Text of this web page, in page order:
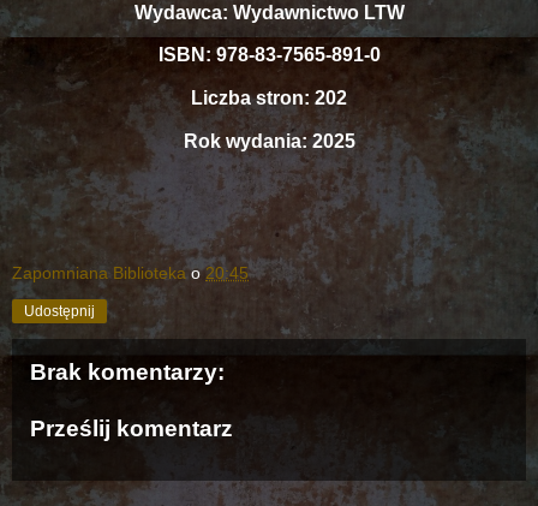
Wydawca: Wydawnictwo LTW
ISBN: 978-83-7565-891-0
Liczba stron: 202
Rok wydania: 2025
Zapomniana Biblioteka o20:45
Udostępnij
Brak komentarzy:
Prześlij komentarz